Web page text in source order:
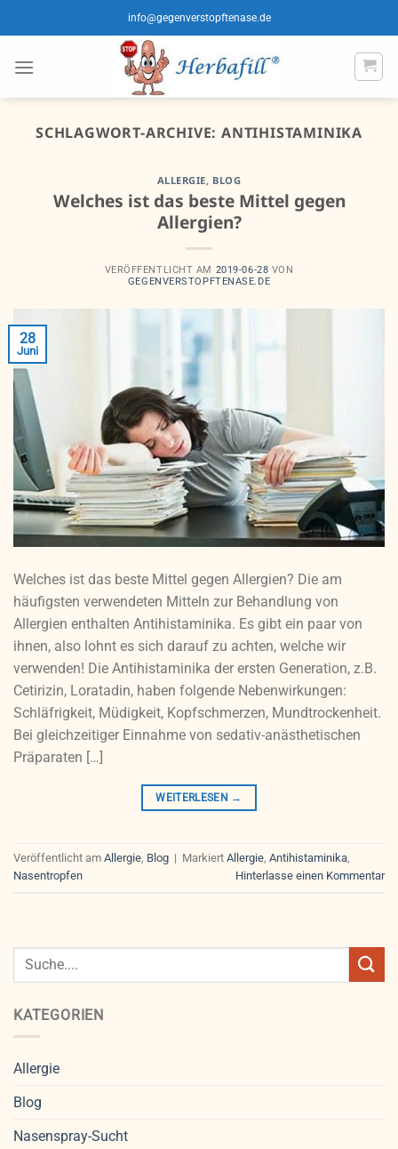
Inhalt
info@gegenverstopftenase.de
SCHLAGWORT-ARCHIVE: ANTIHISTAMINIKA
ALLERGIE, BLOG
Welches ist das beste Mittel gegen
Allergien?
VERÖFFENTLICHT AM 2019-06-28 VON
GEGENVERSTOPFTENASE.DE
28
Juni
Welches ist das beste Mittel gegen Allergien? Die am
häufigsten verwendeten Mitteln zur Behandlung von
Allergien enthalten Antihistaminika. Es gibt ein paar von
ihnen, also lohnt es sich darauf zu achten, welche wir
verwenden! Die Antihistaminika der ersten Generation, z.B.
Cetirizin, Loratadin, haben folgende Nebenwirkungen:
Schläfrigkeit, Müdigkeit, Kopfschmerzen, Mundtrockenheit.
Bei gleichzeitiger Einnahme von sedativ-anästhetischen
Präparaten […]
WEITERLESEN →
Veröffentlicht am Allergie Blog | Markiert Allergie Antihistaminika
Nasentropfen
Hinterlasse einen Kommentar
KATEGORIEN
Allergie
Blog
Nasenspray-Sucht